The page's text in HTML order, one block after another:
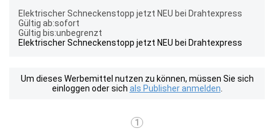
Elektrischer Schneckenstopp jetzt NEU bei Drahtexpress
Gültig ab:sofort
Gültig bis:unbegrenzt
Elektrischer Schneckenstopp jetzt NEU bei Drahtexpress
Um dieses Werbemittel nutzen zu können, müssen Sie sich
einloggen oder sich als Publisher anmelden
1